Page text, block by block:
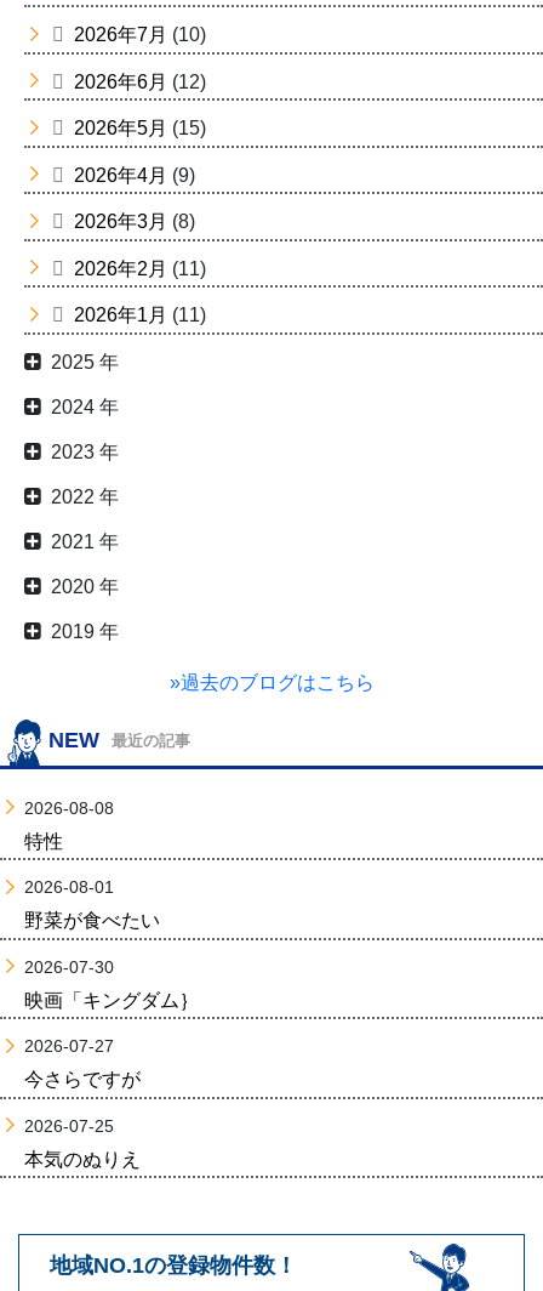
2026年7月 (10)
2026年6月 (12)
2026年5月 (15)
2026年4月 (9)
2026年3月 (8)
2026年2月 (11)
2026年1月 (11)
2025 年
2024 年
2023 年
2022 年
2021 年
2020 年
2019 年
»過去のブログはこちら
NEW 最近の記事
2026-08-08
特性
2026-08-01
野菜が食べたい
2026-07-30
映画「キングダム｝
2026-07-27
今さらですが
2026-07-25
本気のぬりえ
地域NO.1の登録物件数！